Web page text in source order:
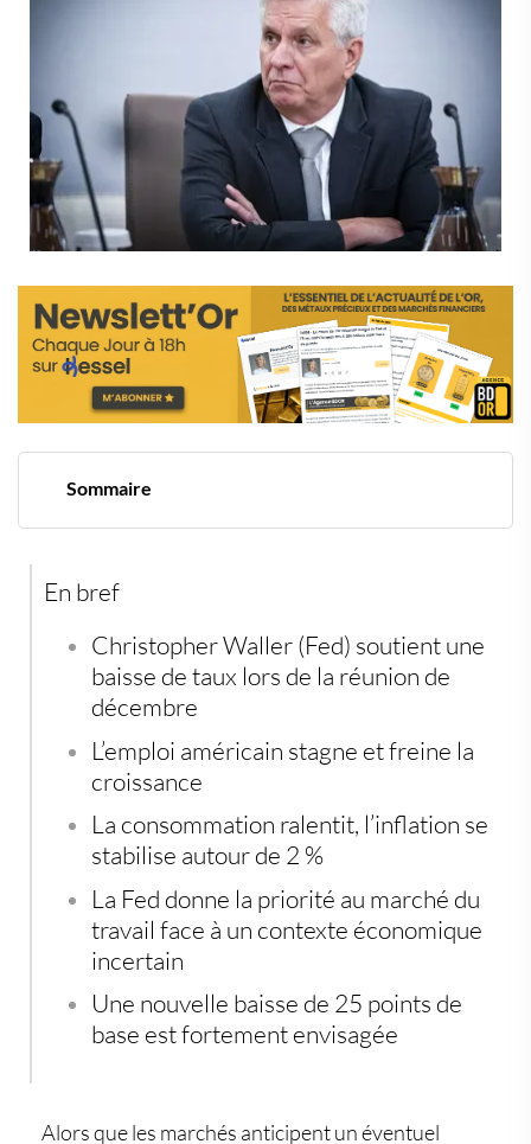
Sommaire
Vers un nouveau régime monétaire ?
En bref
Christopher Waller (Fed) soutient une
baisse de taux lors de la réunion de
décembre
L’emploi américain stagne et freine la
croissance
La consommation ralentit, l’inflation se
stabilise autour de 2 %
La Fed donne la priorité au marché du
travail face à un contexte économique
incertain
Une nouvelle baisse de 25 points de
base est fortement envisagée
Alors que les marchés anticipent un éventuel